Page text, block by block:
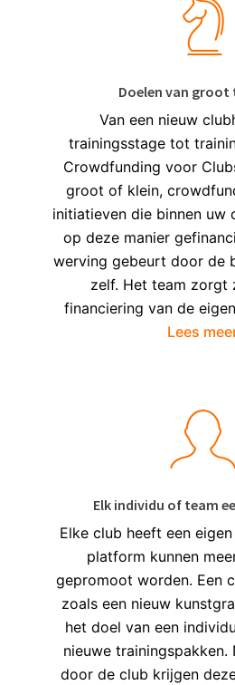
Doelen van
Van een nieuw
trainingsstage tot
Crowdfunding voor
groot of klein,
initiatieven die binnen uw
op deze manier
werving gebeurt door de
zelf. Het team zorgt
financiering van de
Lees
Elk individu of team
Elke club heeft een
platform kunnen
gepromoot worden. Een
zoals een nieuw
het doel van een
nieuwe trainingspakken.
door de club krijgen